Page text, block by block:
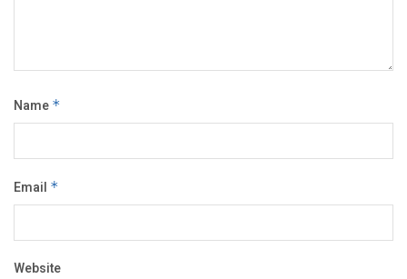
Name *
Email *
Website